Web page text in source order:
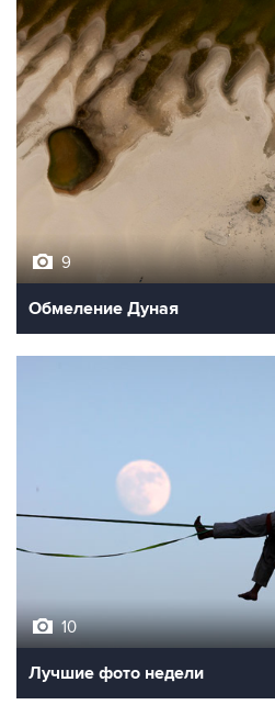
9
Обмеление Дуная
10
Лучшие фото недели